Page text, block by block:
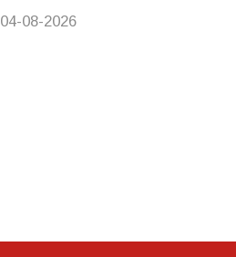
04-08-2026